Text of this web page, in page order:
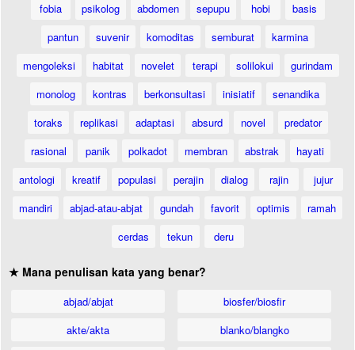
fobia psikolog abdomen sepupu hobi
basis
pantun
suvenir komoditas semburat
karmina
mengoleksi
habitat novelet terapi solilokui
gurindam
monolog
kontras berkonsultasi inisiatif
senandika
toraks
replikasi adaptasi absurd novel
predator
rasional
panik polkadot membran abstrak
hayati
antologi
kreatif populasi perajin dialog rajin
jujur
mandiri
abjad-atau-abjat gundah favorit optimis
ramah
cerdas
tekun deru
★ Mana penulisan kata yang benar?
abjad/abjat
akte/akta
biosfer/biosfir
blanko/blangko